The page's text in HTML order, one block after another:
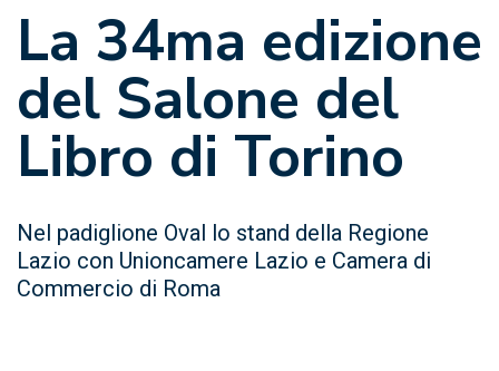
La 34ma edizione
del Salone del
Libro di Torino
Nel padiglione Oval lo stand della Regione
Lazio con Unioncamere Lazio e Camera di
Commercio di Roma